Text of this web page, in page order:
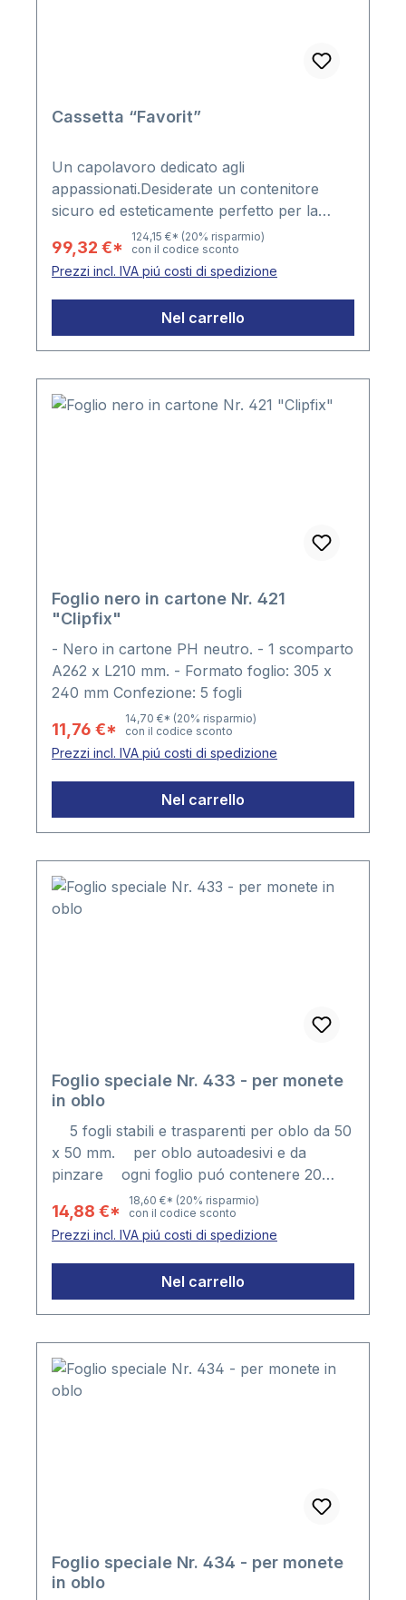
Cassetta “Favorit”
Un capolavoro dedicato agli
appassionati.Desiderate un contenitore
sicuro ed esteticamente perfetto per la
vostra collezione? Per rispondere a questa
vostra esigenza SAFE ha espressamente
ideato le cassette ad anelli. Le cassette della
linea „Favorit“ riuniscono in sé tutti i
vantaggi dei raccoglitori ad anelli completi di
custodia e molti altri pregi ancora.La vostra
sporco, ma anche dai malintenzionati grazie
alla serratura incorporata.La cassetta si fa
99,32 €*
124,15 €* (20% risparmio)
con il codice sconto
Prezzi incl. IVA piú costi di spedizione
Nel carrello
Foglio nero in cartone Nr. 421
"Clipfix"
- Nero in cartone PH neutro. - 1 scomparto
A262 x L210 mm. - Formato foglio: 305 x
240 mm Confezione: 5 fogli
11,76 €*
14,70 €* (20% risparmio)
con il codice sconto
Prezzi incl. IVA piú costi di spedizione
Nel carrello
Foglio speciale Nr. 433 - per monete
in oblo
5 fogli stabili e trasparenti per oblo da 50
x 50 mm. per oblo autoadesivi e da
pinzare ogni foglio puó contenere 20
oblo Confezione: 5 fogli Formato del
foglio 210mm di larghezza x 255mm di
altezza Punzonatura a 4 fori, distanza tra
i fori 80 x 80 x 80mm
14,88 €*
18,60 €* (20% risparmio)
con il codice sconto
Prezzi incl. IVA piú costi di spedizione
Nel carrello
Foglio speciale Nr. 434 - per monete
in oblo